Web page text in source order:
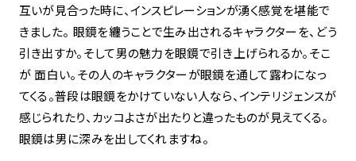
互いが見合った時に、インスピレーションが湧く感覚を堪能で
きました。 眼鏡を纏うことで生み出されるキャラクターを、どう
引き出すか。そして男の魅力を眼鏡で引き上げられるか。そこ
が 面白い。その人のキャラクターが眼鏡を通して露わになっ
てくる。普段は眼鏡をかけていない人なら、インテリジェンスが
感じられたり、カッコよさが出たりと違ったものが見えてくる。
眼鏡は男に深みを出してくれますね。